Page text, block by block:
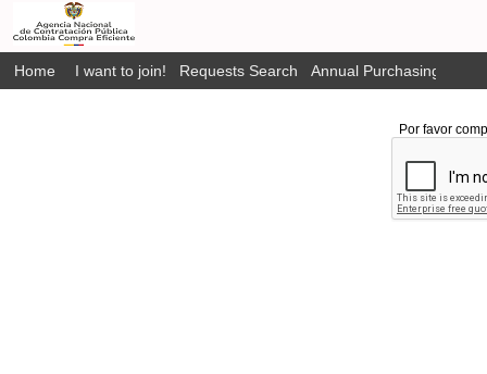
Home I want to join! Requests Search Annual Purchasing Plan
Por favor